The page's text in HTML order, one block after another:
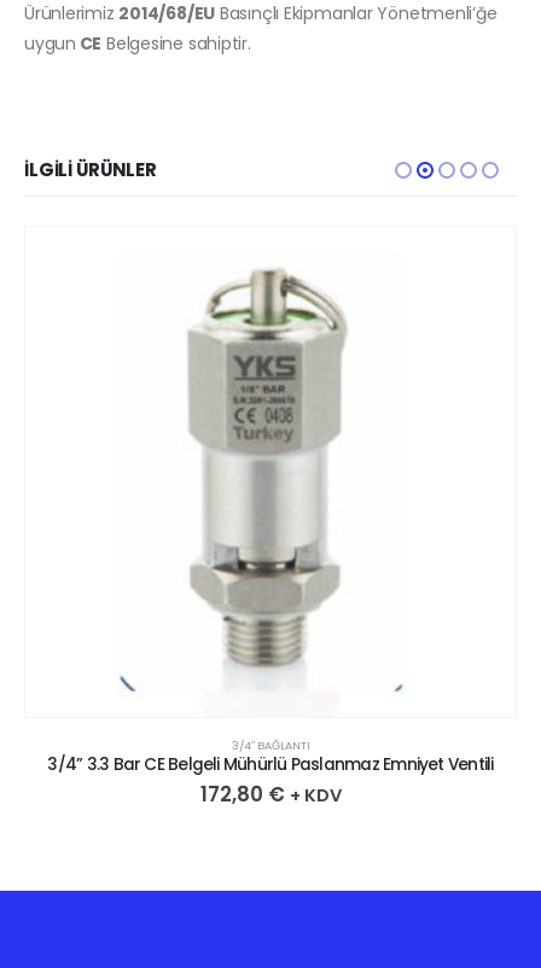
Ürünlerimiz 2014/68/EU Basınçlı Ekipmanlar Yönetmenli’ğe
uygun CE Belgesine sahiptir.
İLGILI ÜRÜNLER
3/4″ BAĞLANTI
3/4” 3.3 Bar CE Belgeli Mühürlü Paslanmaz Emniyet Ventili
172,80 € + KDV